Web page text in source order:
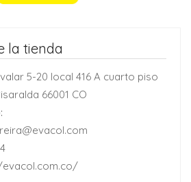
la tienda
5-20 local 416 A cuarto piso
66001 CO